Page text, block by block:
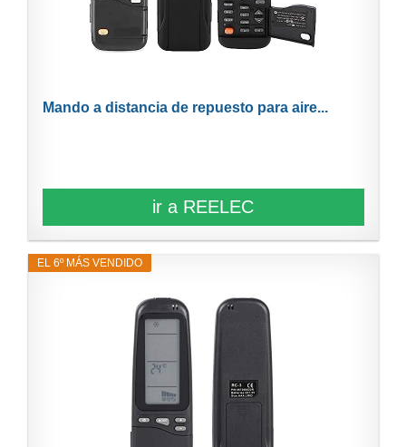
Mando a distancia de repuesto para aire...
ir a REELEC
EL 6º MÁS VENDIDO